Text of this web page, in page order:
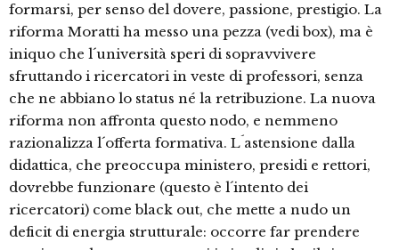
formarsi, per senso del dovere, passione, prestigio. La
riforma Moratti ha messo una pezza (vedi box), ma è
iniquo che l´università speri di sopravvivere
sfruttando i ricercatori in veste di professori, senza
che ne abbiano lo status né la retribuzione. La nuova
riforma non affronta questo nodo, e nemmeno
razionalizza l´offerta formativa. L´astensione dalla
didattica, che preoccupa ministero, presidi e rettori,
dovrebbe funzionare (questo è l´intento dei
ricercatori) come black out, che mette a nudo un
deficit di energia strutturale: occorre far prendere